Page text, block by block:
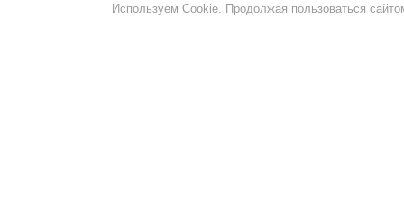
Используем Cookie. Продолжая пользоваться